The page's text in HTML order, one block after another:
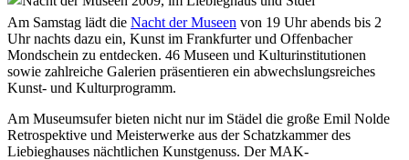
Am Samstag lädt die Nacht der Museen von 19 Uhr abends bis 2
Uhr nachts dazu ein, Kunst im Frankfurter und Offenbacher
Mondschein zu entdecken. 46 Museen und Kulturinstitutionen
sowie zahlreiche Galerien präsentieren ein abwechslungsreiches
Kunst- und Kulturprogramm.
Am Museumsufer bieten nicht nur im Städel die große Emil Nolde
Retrospektive und Meisterwerke aus der Schatzkammer des
Liebieghauses nächtlichen Kunstgenuss. Der MAK-